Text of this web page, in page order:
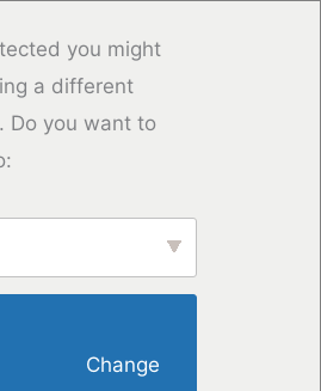
you might
a different
Do you want to